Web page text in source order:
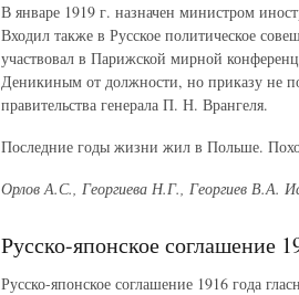
В январе 1919 г. назначен министром
Входил также в Русское политическое
участвовал в Парижской мирной
Деникиным от должности, но приказу не
правительства генерала П. Н. Врангеля.
Последние годы жизни жил в Польше.
Орлов А.С., Георгиева Н.Г., Георгиев В.А.
Русско-японское соглашение
Русско-японское соглашение 1916 года